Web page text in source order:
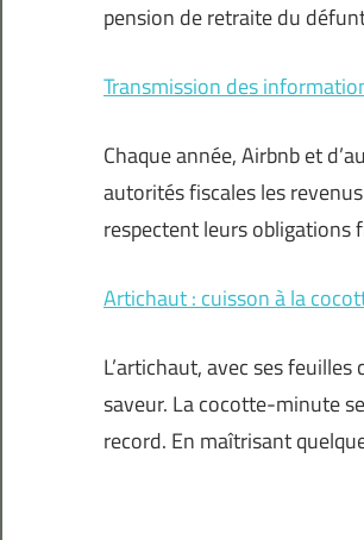
pension de retraite du
Transmission des
Chaque année, Airbnb et
autorités fiscales les
respectent leurs obligations
Artichaut : cuisson à la
L’artichaut, avec ses
saveur. La cocotte-minute
record. En maîtrisant